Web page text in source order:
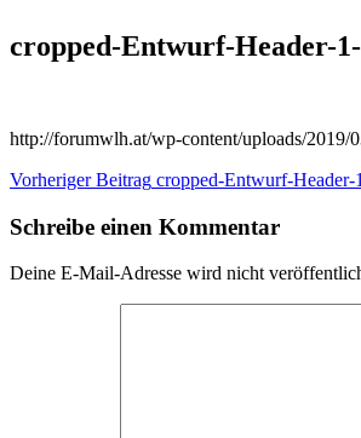
cropped-Entwurf-Header-
http://forumwlh.at/wp-content/uploads/2019/
Beitragsnavigation
Vorheriger Beitrag cropped-Entwurf-Header-
Schreibe einen Kommentar
Deine E-Mail-Adresse wird nicht